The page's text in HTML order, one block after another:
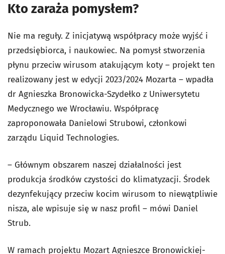
Kto zaraża pomysłem?
Nie ma reguły. Z inicjatywą współpracy może wyjść i
przedsiębiorca, i naukowiec. Na pomysł stworzenia
płynu przeciw wirusom atakującym koty – projekt ten
realizowany jest w edycji 2023/2024 Mozarta – wpadła
dr Agnieszka Bronowicka-Szydełko z Uniwersytetu
Medycznego we Wrocławiu. Współpracę
zaproponowała Danielowi Strubowi, członkowi
zarządu Liquid Technologies.
– Głównym obszarem naszej działalności jest
produkcja środków czystości do klimatyzacji. Środek
dezynfekujący przeciw kocim wirusom to niewątpliwie
nisza, ale wpisuje się w nasz profil – mówi Daniel
Strub.
W ramach projektu Mozart Agnieszce Bronowickiej-